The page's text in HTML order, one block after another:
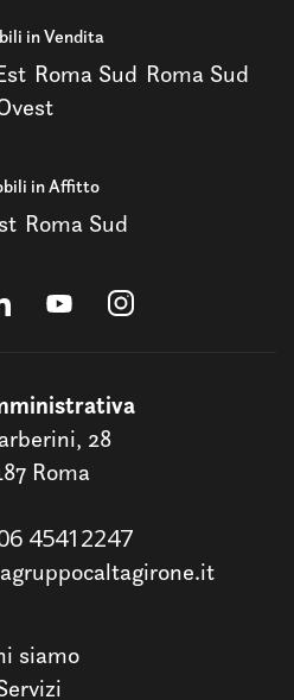
in Vendita
Roma Sud Roma Sud
in Affitto
Roma Sud
28
Roma
45412247
siamo